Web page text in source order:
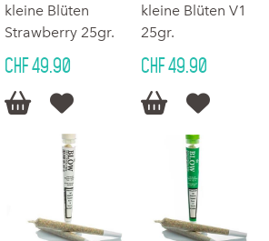
kleine Blüten
Strawberry 25gr.
CHF 49.90
 
kleine Blüten V1
25gr.
CHF 49.90
 